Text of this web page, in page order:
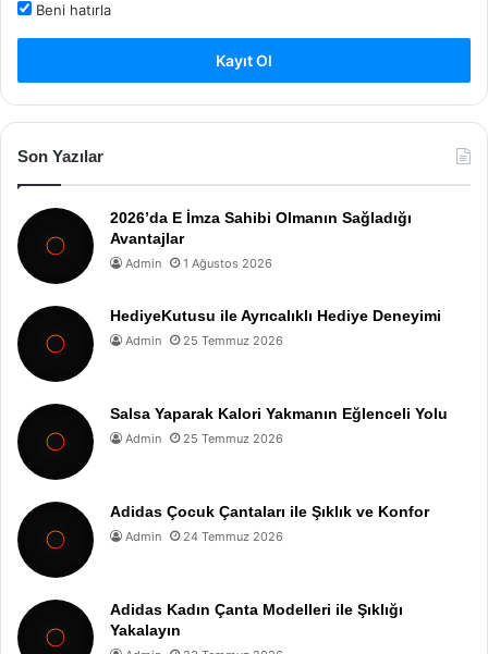
Beni hatırla
Kayıt Ol
Son Yazılar
2026’da E İmza Sahibi Olmanın Sağladığı
Avantajlar
Admin 1 Ağustos 2026
HediyeKutusu ile Ayrıcalıklı Hediye Deneyimi
Admin 25 Temmuz 2026
Salsa Yaparak Kalori Yakmanın Eğlenceli Yolu
Admin 25 Temmuz 2026
Adidas Çocuk Çantaları ile Şıklık ve Konfor
Admin 24 Temmuz 2026
Adidas Kadın Çanta Modelleri ile Şıklığı
Yakalayın